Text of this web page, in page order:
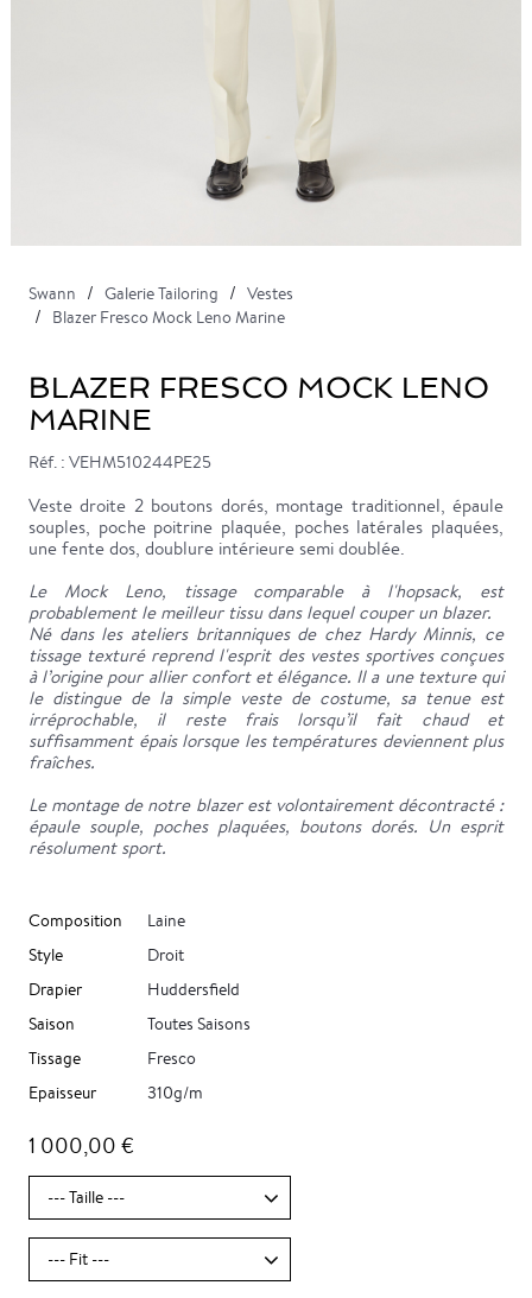
Swann Galerie Tailoring
Vestes
Blazer Fresco Mock Leno Marine
BLAZER FRESCO MOCK LENO
MARINE
Réf. : VEHM510244PE25
Veste droite 2 boutons dorés, montage traditionnel, épaule
souples, poche poitrine plaquée, poches latérales plaquées,
une fente dos, doublure intérieure semi doublée.
Le Mock Leno, tissage comparable à l'hopsack, est
probablement le meilleur tissu dans lequel couper un blazer.
Né dans les ateliers britanniques de chez Hardy Minnis, ce
tissage texturé reprend l'esprit des vestes sportives conçues
à l’origine pour allier confort et élégance. Il a une texture qui
le distingue de la simple veste de costume, sa tenue est
irréprochable, il reste frais lorsqu’il fait chaud et
suffisamment épais lorsque les températures deviennent plus
fraîches.
Le montage de notre blazer est volontairement décontracté :
épaule souple, poches plaquées, boutons dorés. Un esprit
résolument sport.
Composition
Laine
Style
Droit
Drapier
Huddersfield
Saison
Toutes Saisons
Tissage
Fresco
Epaisseur
310g/m
1 000,00 €